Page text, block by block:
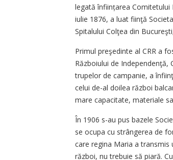
legată înfiin­ț­a­rea Comitetului
iulie 1876, a luat fiinţă
Spitalului Colţea din
Primul preşedinte al CRR a
Războiului de Independenţă,
trupelor de campanie, a
celui de-al doilea război
mare capacitate, materiale
În 1906 s-au pus bazele
se ocupa cu strângerea de
care regina Maria a transmis
război, nu trebuie să piară.